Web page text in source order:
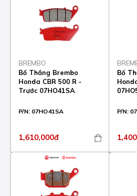
BREMBO
Bố Thắng Brembo
Honda CBR 500 R -
Trước 07HO41SA
P/N: 07HO41SA
1,610,000đ
Bố
P/N: